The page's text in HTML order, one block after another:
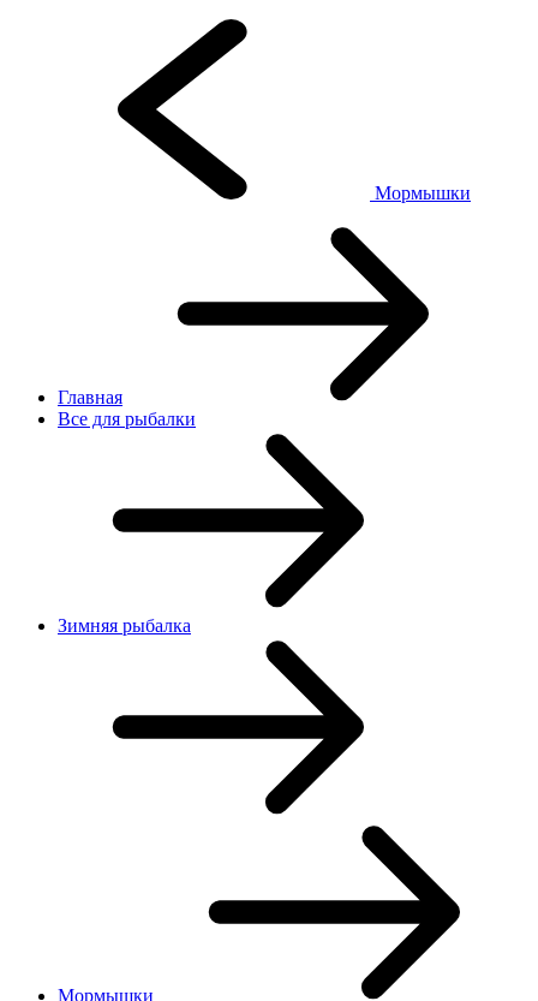
Мормышки
Главная
Все для рыбалки
Зимняя рыбалка
Мормышки